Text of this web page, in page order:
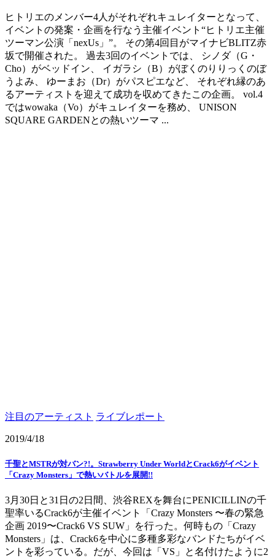
ヒトリエのメンバー4人がそれぞれキュレイターとなって、
イベントの発案・企画を行なう主催イベント“ヒトリエ主催
ツーマン公演「nexUs」”。 その第4回目がマイナビBLITZ赤
坂で開催された。 過去3回のイベントでは、 シノダ（G・
Cho）がベッドイン、 イガラシ（B）がぼくのりりっくのぼ
うよみ、 ゆーまお（Dr）がパスピエなど、 それぞれ縁のあ
るアーティストを迎えて成功を収めてきたこの企画。 vol.4
ではwowaka（Vo）がキュレイターを務め、 UNISON
SQUARE GARDENとの熱いツーマ ...
注目のアーティスト ライブレポート
2019/4/18
千聖とMSTRが対バン?!。Strawberry Under WorldとCrack6がイベント
「Crazy Monsters」で熱いバトルを展開!!
3月30日と31日の2日間、渋谷REXを舞台にPENICILLINの千
聖率いるCrack6が主催イベント「Crazy Monsters 〜春の緊急
企画 2019〜Crack6 VS SUW」を行った。何時もの「Crazy
Monsters」は、Crack6を中心に多種多彩なバンドたちがイベ
ントを彩っている。だが、今回は「VS」と名付けたように2